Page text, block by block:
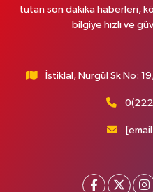
tutan son dakika haberleri,
bilgiye hızlı ve
İstiklal, Nurgül Sk No: